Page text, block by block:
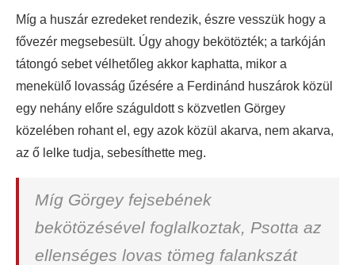
Míg a huszár ezredeket rendezik, észre vesszük hogy a
fővezér megsebesült. Úgy ahogy bekötözték; a tarkóján
tátongó sebet vélhetőleg akkor kaphatta, mikor a
menekülő lovasság űzésére a Ferdinánd huszárok közül
egy nehány előre száguldott s közvetlen Görgey
közelében rohant el, egy azok közül akarva, nem akarva,
az ő lelke tudja, sebesíthette meg.
Míg Görgey fejsebének
bekötözésével foglalkoztak, Psotta az
ellenséges lovas tömeg falankszát